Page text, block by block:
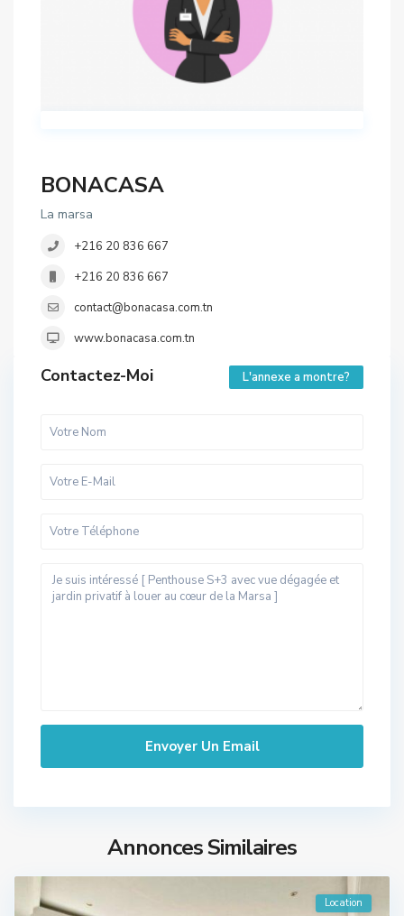
BONACASA
La marsa
+216 20 836 667
+216 20 836 667
contact@bonacasa.com.tn
www.bonacasa.com.tn
Contactez-Moi L'annexe a montre?
Annonces Similaires
Location